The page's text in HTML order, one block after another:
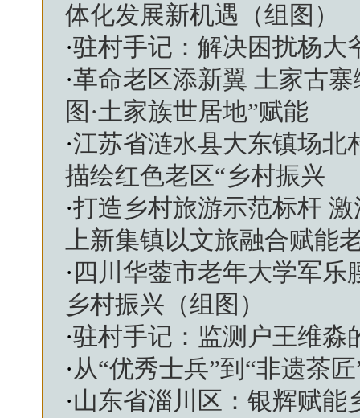
体化发展新机遇（组图）
·驻村手记：解决困扰杨大
·革命老区添新翼 土家古
图·土家族世居地”赋能
·江苏省涟水县大东镇场北
描绘红色老区“乡村振兴
·打造乡村旅游示范标杆
上新集镇以文旅融合赋能
· 四川华蓥市老年大学军
乡村振兴（组图）
·驻村手记：监测户王维淼
·从“优秀士兵”到“非遗茶
·山东省淄川区：银辉赋能